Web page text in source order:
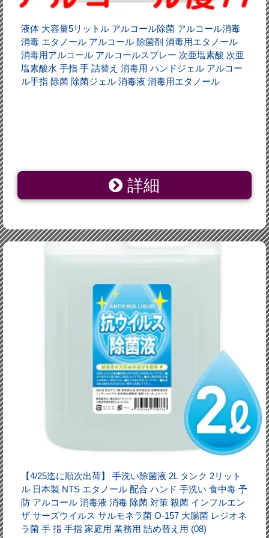
液体 大容量5リットル アルコール除菌 アルコール消毒
消毒 エタノール アルコール 除菌剤 消毒用エタノール
消毒用アルコール アルコールスプレー 次亜塩素酸 次亜
塩素酸水 手指 手 詰替え 消毒用 ハンドジェル アルコー
ル手指 除菌 除菌ジェル 消毒液 消毒用エタノール
詳細
【4/25迄に順次出荷】 手洗い除菌液 2L タンク 2リット
ル 日本製 NTS エタノール 配合 ハンド 手洗い 食中毒 予
防 アルコール 消毒液 消毒 除菌 対策 殺菌 インフルエン
ザ サーズウイルス サルモネラ菌 O-157 大腸菌 レジオネ
ラ菌 手 指 手指 家庭用 業務用 詰め替え用 (08)